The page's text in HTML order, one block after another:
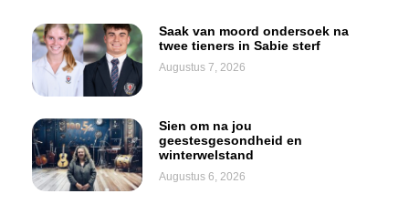
Saak van moord ondersoek na
twee tieners in Sabie sterf
Augustus 7, 2026
Sien om na jou
geestesgesondheid en
winterwelstand
Augustus 6, 2026